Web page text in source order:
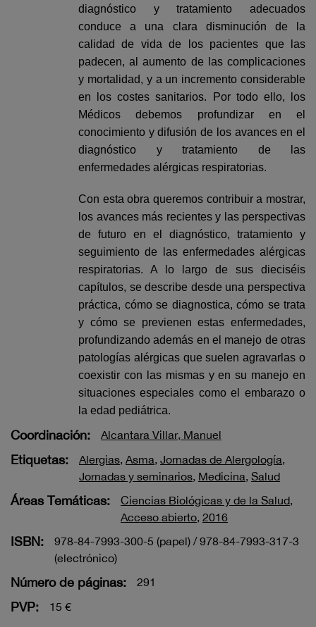
diagnóstico y tratamiento adecuados
conduce a una clara disminución de la
calidad de vida de los pacientes que las
padecen, al aumento de las complicaciones
y mortalidad, y a un incremento considerable
en los costes sanitarios. Por todo ello, los
Médicos debemos profundizar en el
conocimiento y difusión de los avances en el
diagnóstico y tratamiento de las
enfermedades alérgicas respiratorias.
Con esta obra queremos contribuir a mostrar,
los avances más recientes y las perspectivas
de futuro en el diagnóstico, tratamiento y
seguimiento de las enfermedades alérgicas
respiratorias. A lo largo de sus dieciséis
capítulos, se describe desde una perspectiva
práctica, cómo se diagnostica, cómo se trata
y cómo se previenen estas enfermedades,
profundizando además en el manejo de otras
patologías alérgicas que suelen agravarlas o
coexistir con las mismas y en su manejo en
situaciones especiales como el embarazo o
la edad pediátrica.
Coordinación: Alcantara Villar, Manuel
Etiquetas: Alergias, Asma, Jornadas de Alergología,
Jornadas y seminarios, Medicina, Salud
Áreas Temáticas: Ciencias Biológicas y de la Salud,
Acceso abierto, 2016
ISBN:
978-84-7993-300-5 (papel) / 978-84-7993-317-3
(electrónico)
Número de páginas: 291
PVP: 15 €